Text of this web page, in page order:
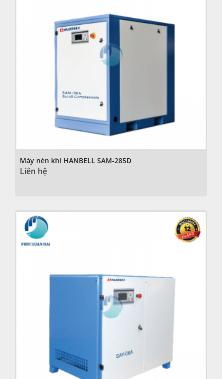
Máy nén khí HANBELL SAM-285D
Liên hệ